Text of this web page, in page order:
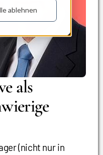
ablehnen
als
(nicht nur in